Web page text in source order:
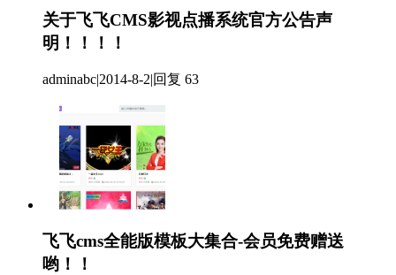
关于飞飞CMS影视点播系统官方公告声
明！！！！
adminabc|2014-8-2|回复 63
飞飞cms全能版模板大集合-会员免费赠送
哟！！